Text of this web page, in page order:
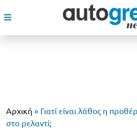
Αρχική » Γιατί είναι λάθος η
στο ρελαντί;